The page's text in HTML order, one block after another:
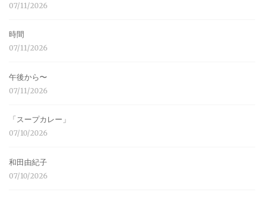
07/11/2026
時間
07/11/2026
午後から〜
07/11/2026
「スープカレー」
07/10/2026
和田由紀子
07/10/2026